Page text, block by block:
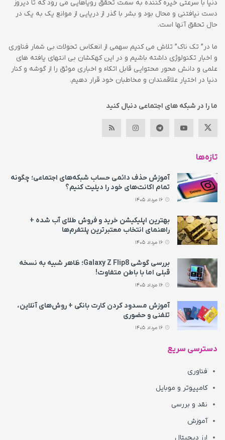
دنیا با سرعتی خیره کننده به سمت تحقق رویاهایی می رود که تا دیروز
دست نیافتنی و محال بود و بشر با گذر از دریایی از موانع یک به یک در
حال تحقق آنها است.
ما در” تک ناک” تلاش می کنیم سهمی از انعکاس تحولات بی شمار فناوری
و اخبار تکنولوژی داشته باشیم و در این کهکشان بی انتهای یافته های
علمی و دانش محور محتوایی قابل اتکاء و اخباری موثق را از گوشه و کنار
دنیا در اختیار علاقمندان و مخاطبان خود قرار دهیم.
ما را در شبکه های اجتماعی دنبال کنید
تازه‌ها
آموزش حذف دائمی حساب شبکه‌های اجتماعی؛ چگونه
تمام اکانت‌های خود را دیلیت کنیم؟
بهترین اپلیکیشن خرید و فروش طلای آب شده +
راهنمای انتخاب معتبرترین پلتفرم‌ها
بررسی گوشی Galaxy Z Flip8؛ ظاهر شبیه به نسخه
قبلی اما با باطن متفاوت!
آموزش مسدود کردن کارت بانکی + روش‌های آنلاین،
تلفنی و حضوری
دسترسی سریع
فناوری
کامپیوتر و موبایل
نقد و بررسی
آموزش
ارز دیجیتال